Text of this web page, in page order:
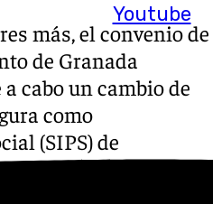
Youtube
más, el convenio de
de Granada
cabo un cambio de
como
(SIPS) de
contempla en su
en un plazo de